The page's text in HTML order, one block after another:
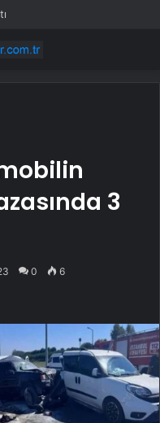
3
0 6